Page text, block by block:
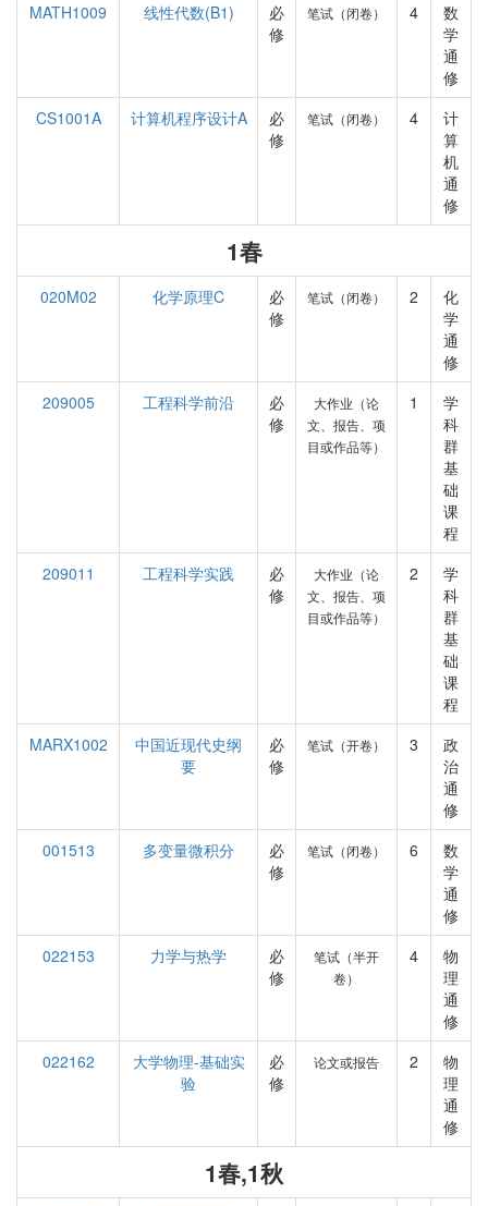
MATH1009
线性代数(B1)
必
修
笔试（闭卷） 4
数
学
通
修
CS1001A
计算机程序设计A
必
修
笔试（闭卷） 4
计
算
机
通
修
1春
020M02 化学原理C
必
修
笔试（闭卷） 2
化
学
通
修
209005
工程科学前沿
必
修
大作业（论
文、报告、项
目或作品等）
1
学
科
群
基
础
课
程
209011
工程科学实践
必
修
大作业（论
文、报告、项
目或作品等）
2
学
科
群
基
础
课
程
MARX1002
中国近现代史纲
要
必
修
笔试（开卷） 3
政
治
通
修
001513
多变量微积分
必
修
笔试（闭卷） 6
数
学
通
修
022153
力学与热学
必
修
笔试（半开
卷）
4
物
理
通
修
022162
大学物理-基础实
验
必
修
论文或报告 2
物
理
通
修
1春,1秋